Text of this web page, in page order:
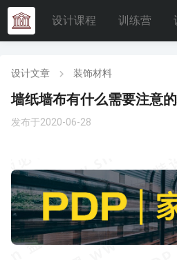
设计课程 训练营
设计文章 装饰材料
墙纸墙布有什么需要注意
发布于2020-06-28